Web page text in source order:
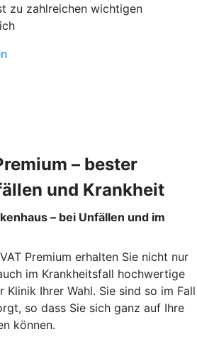
zu zahlreichen wichtigen
– bester
und Krankheit
– bei Unfällen und im
Premium erhalten Sie nicht nur
im Krankheitsfall hochwertige
Klinik Ihrer Wahl. Sie sind so im Fall
so dass Sie sich ganz auf Ihre
können.